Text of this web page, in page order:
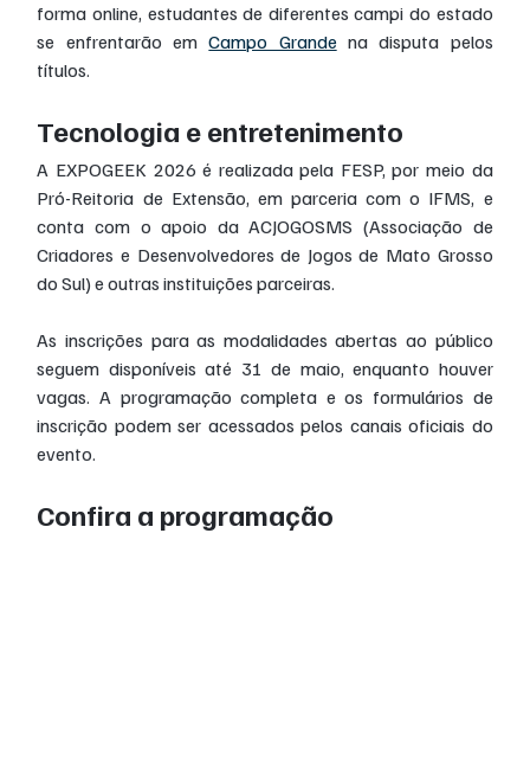
forma online, estudantes de diferentes campi do estado
se enfrentarão em Campo Grande na disputa pelos
títulos.
Tecnologia e entretenimento
A EXPOGEEK 2026 é realizada pela FESP, por meio da
Pró-Reitoria de Extensão, em parceria com o IFMS, e
conta com o apoio da ACJOGOSMS (Associação de
Criadores e Desenvolvedores de Jogos de Mato Grosso
do Sul) e outras instituições parceiras.
As inscrições para as modalidades abertas ao público
seguem disponíveis até 31 de maio, enquanto houver
vagas. A programação completa e os formulários de
inscrição podem ser acessados pelos canais oficiais do
evento.
Confira a programação